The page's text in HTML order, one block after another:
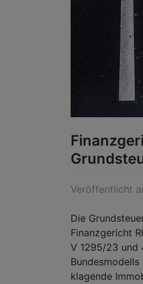
Veröffentlicht
Die
Finanzgericht
V 1295/23 und
klagende